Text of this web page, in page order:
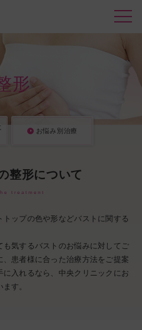
形
お悩み別治療
整形について
treatment
ップの色や形などバストに関する
気するバストのお悩みに対してご
患者様に合った治療方法をご提案
入れるなら、中央クリニックにお
す。